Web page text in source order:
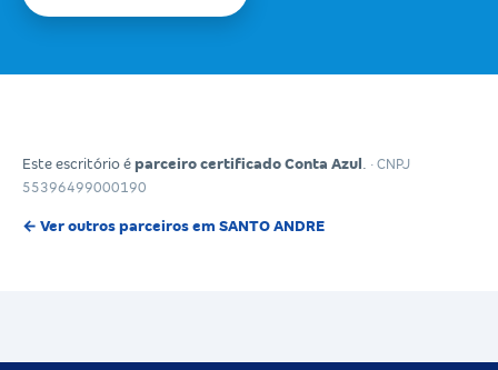
Este escritório é parceiro certificado Conta Azul
· CNPJ
55396499000190
← Ver outros parceiros em SANTO ANDRE